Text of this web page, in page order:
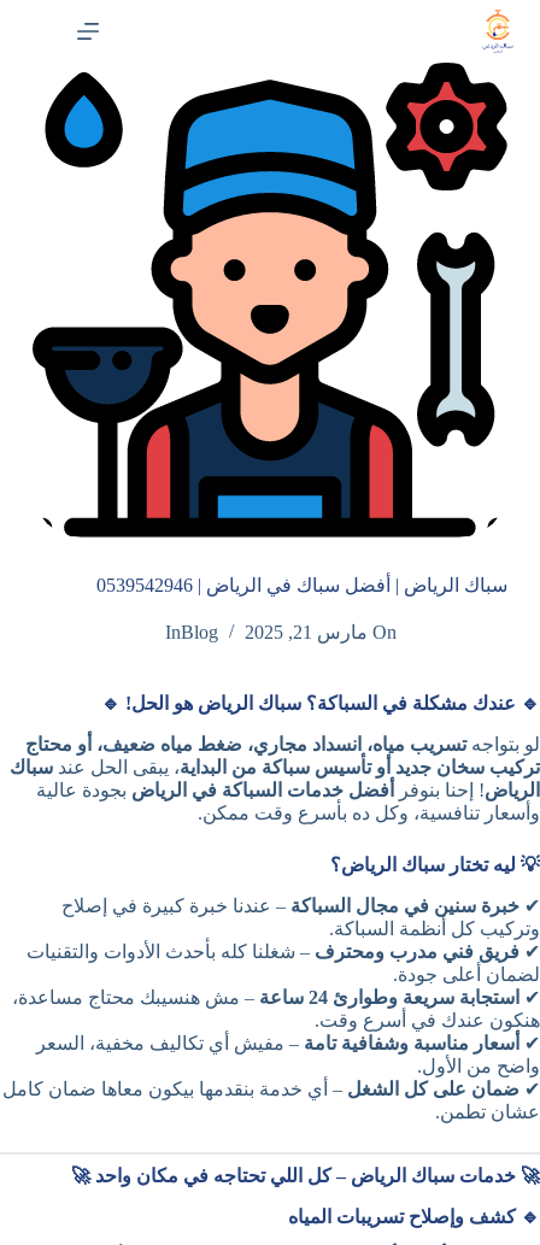
التجاوز
المحتوى
سباك الرياض | أفضل سباك في الرياض | 0539542946
On مارس 21, 2025 InBlog
🔹 عندك مشكلة في السباكة؟ سباك الرياض هو الحل! 🔹
لو بتواجهتسريب مياه، انسداد مجاري، ضغط مياه ضعيف، أو محتاج
تركيب سخان جديد أو تأسيس سباكة من البداية، يبقى الحل عند سباك
الرياض! إحنا بنوفر أفضل خدمات السباكة في الرياض بجودة عالية
وأسعار تنافسية، وكل ده بأسرع وقت ممكن.
💡 ليه تختار سباك الرياض؟
✔ خبرة سنين في مجال السباكة – عندنا خبرة كبيرة في إصلاح
وتركيب كل أنظمة السباكة.
✔ فريق فني مدرب ومحترف – شغلنا كله بأحدث الأدوات والتقنيات
لضمان أعلى جودة.
✔ استجابة سريعة وطوارئ 24 ساعة
– مش هنسيبك محتاج مساعدة،
هنكون عندك في أسرع وقت.
✔ أسعار مناسبة وشفافية تامة – مفيش أي تكاليف مخفية، السعر
واضح من الأول.
✔ ضمان على كل الشغل – أي خدمة بنقدمها بيكون معاها ضمان كامل
عشان تطمن.
🚀 خدمات سباك الرياض – كل اللي تحتاجه في مكان واحد 🚀
🔹 كشف وإصلاح تسريبات المياه